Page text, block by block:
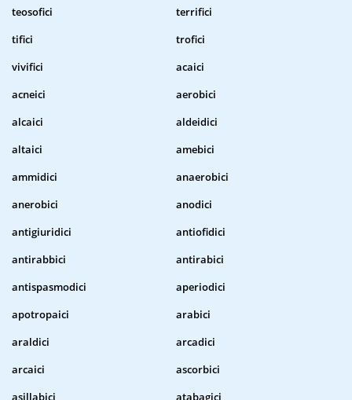
teosofici
terrifici
tifici
trofici
vivifici
acaici
acneici
aerobici
alcaici
aldeidici
altaici
amebici
ammidici
anaerobici
anerobici
anodici
antigiuridici
antiofidici
antirabbici
antirabici
antispasmodici
aperiodici
apotropaici
arabici
araldici
arcadici
arcaici
ascorbici
asillabici
atabagici